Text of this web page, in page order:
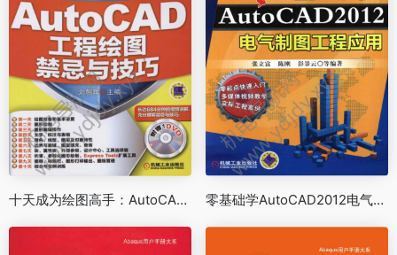
十天成为绘图高手：AutoCAD工程绘图禁忌与技巧 零基础学AutoCAD2012电气制图工程应用